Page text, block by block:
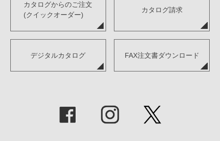
カタログからのご注文
(クイックオーダー)
カタログ請求
デジタルカタログ FAX注文書ダウンロード